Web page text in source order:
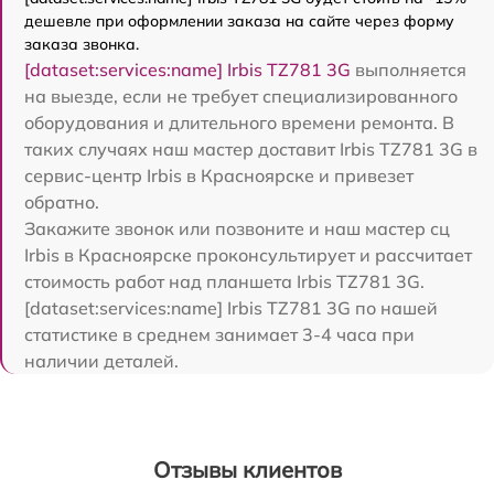
дешевле при оформлении заказа на сайте через форму
заказа звонка.
[dataset:services:name] Irbis TZ781 3G выполняется
на выезде, если не требует специализированного
оборудования и длительного времени ремонта. В
таких случаях наш мастер доставит Irbis TZ781 3G в
сервис-центр Irbis в Красноярске и привезет
обратно.
Закажите звонок или позвоните и наш мастер сц
Irbis в Красноярске проконсультирует и рассчитает
стоимость работ над планшета Irbis TZ781 3G.
[dataset:services:name] Irbis TZ781 3G по нашей
статистике в среднем занимает 3-4 часа при
наличии деталей.
Отзывы клиентов